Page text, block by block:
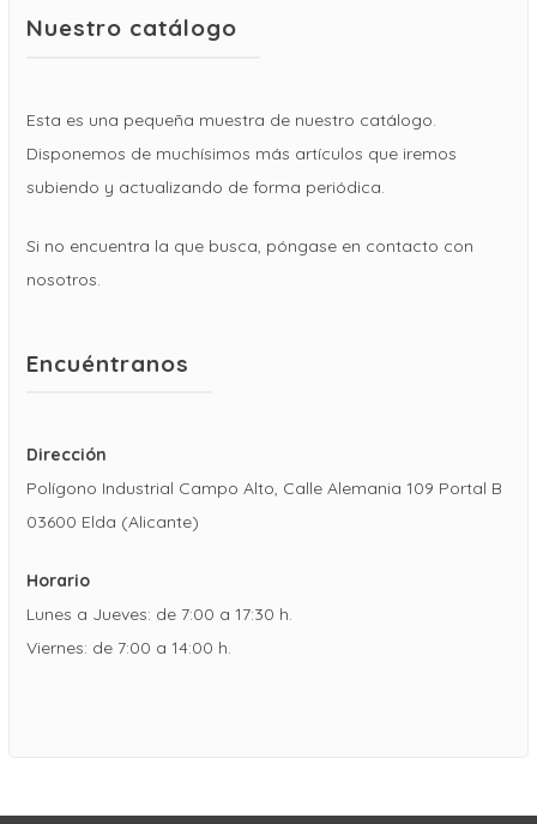
Nuestro catálogo
Esta es una pequeña muestra de nuestro catálogo.
Disponemos de muchísimos más artículos que iremos
subiendo y actualizando de forma periódica.
Si no encuentra la que busca, póngase en contacto con
nosotros.
Encuéntranos
Dirección
Polígono Industrial Campo Alto, Calle Alemania 109 Portal B
03600 Elda (Alicante)
Horario
Lunes a Jueves: de 7:00 a 17:30 h.
Viernes: de 7:00 a 14:00 h.